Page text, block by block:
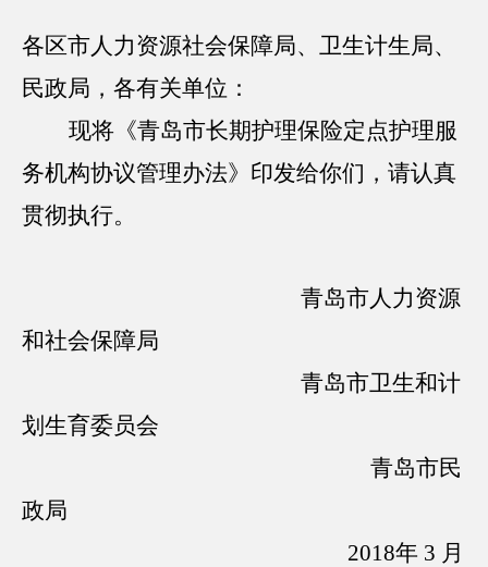
各区市人力资源社会保障局、卫生计生局、
民政局，各有关单位：
现将《青岛市长期护理保险定点护理服
务机构协议管理办法》印发给你们，请认真
贯彻执行。
青岛市人力资源
和社会保障局
青岛市卫生和计
划生育委员会
青岛市民
政局
2018年 3 月